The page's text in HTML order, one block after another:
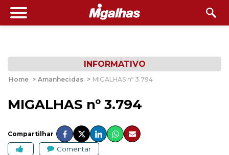
INFORMATIVO
Home > Amanhecidas > MIGALHAS nº 3.794
MIGALHAS nº 3.794
Compartilhar
Comentar